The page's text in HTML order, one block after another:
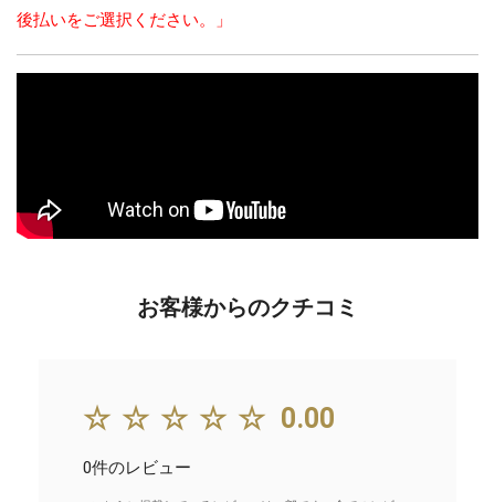
後払いをご選択ください。」
お客様からのクチコミ
☆☆☆☆☆ 0.00
0件のレビュー